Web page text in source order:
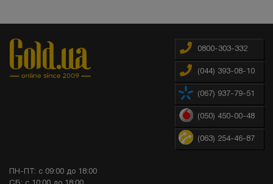
0800-303-332
(044) 393-08-10
(067) 937-79-51
(050) 450-00-48
(063) 254-46-87
ПН-ПТ: с 09:00 до 18:00